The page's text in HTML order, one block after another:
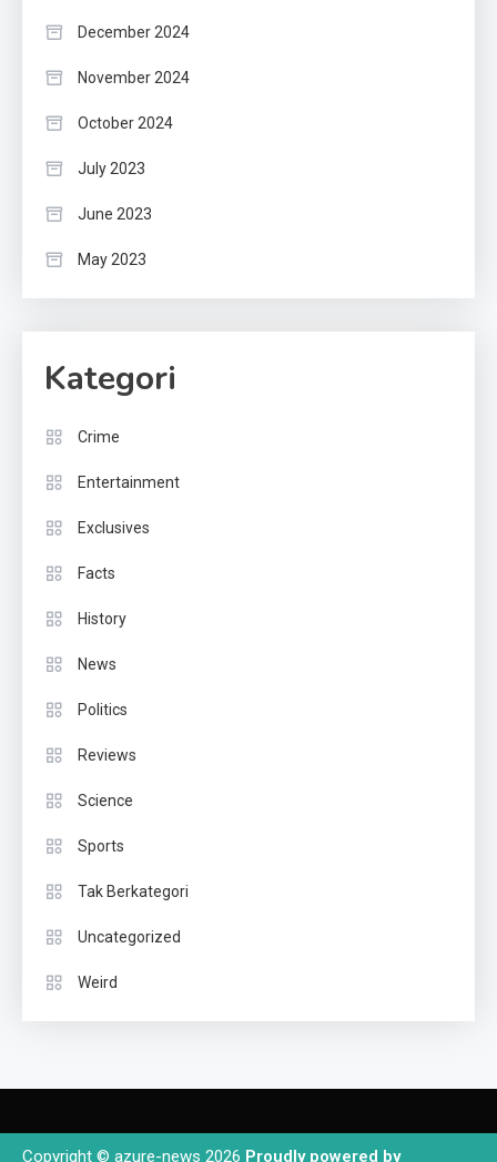
December 2024
November 2024
October 2024
July 2023
June 2023
May 2023
Kategori
Crime
Entertainment
Exclusives
Facts
History
News
Politics
Reviews
Science
Sports
Tak Berkategori
Uncategorized
Weird
Copyright © azure-news 2026 Proudly powered by